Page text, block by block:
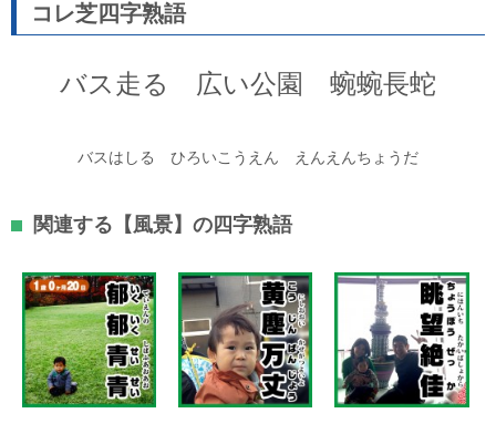
コレ芝四字熟語
バス走る 広い公園 蜿蜿長蛇
バスはしる ひろいこうえん えんえんちょうだ
関連する【風景】の四字熟語